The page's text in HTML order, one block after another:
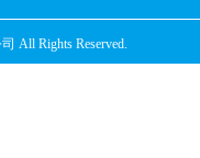
All Rights Reserved.